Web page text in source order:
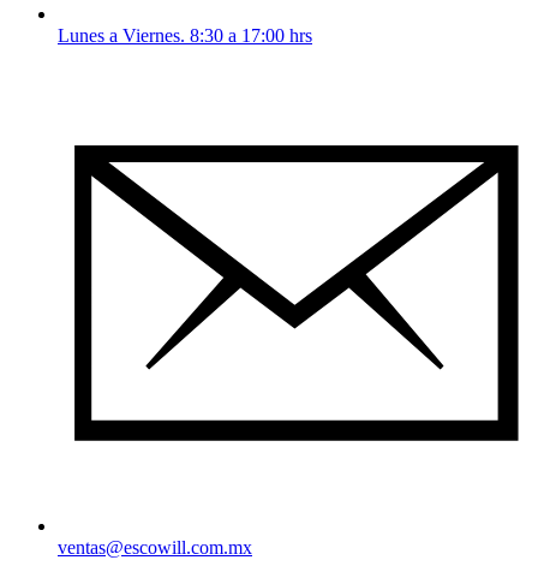
Lunes a Viernes. 8:30 a 17:00 hrs
ventas@escowill.com.mx